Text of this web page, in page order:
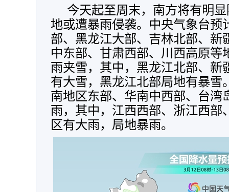
今天起至周末，南方将有明
地或遭暴雨侵袭。中央气象台预
部、黑龙江大部、吉林北部、新
中东部、甘肃西部、川西高原等
雨夹雪，其中，黑龙江北部、新
有大雪，黑龙江北部局地有暴雪
南地区东部、华南中西部、台湾
雨，其中，江西西部、浙江西部
区有大雨，局地暴雨。